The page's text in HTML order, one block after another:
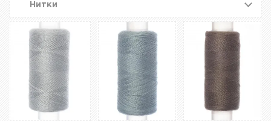
Нитки